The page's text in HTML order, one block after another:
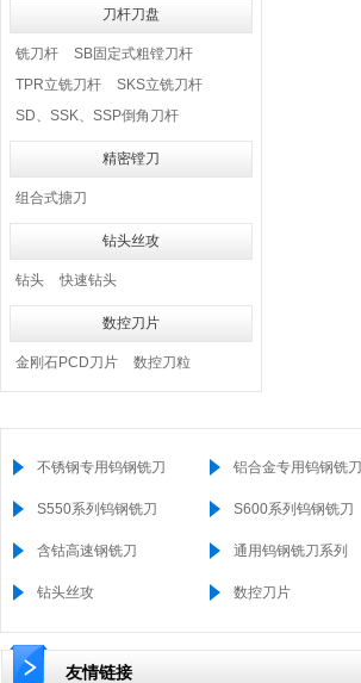
刀杆刀盘
铣刀杆
SB固定式粗镗刀杆
TPR立铣刀杆
SKS立铣刀杆
SD、SSK、SSP倒角刀杆
精密镗刀
组合式搪刀
钻头丝攻
钻头 快速钻头
数控刀片
金刚石PCD刀片 数控刀粒
不锈钢专用钨钢铣刀 铝合金专用钨钢铣刀
S550系列钨钢铣刀 S600系列钨钢铣刀
含钴高速钢铣刀 通用钨钢铣刀系列
钻头丝攻 数控刀片
友情链接